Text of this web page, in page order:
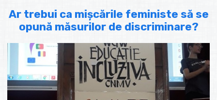
Ar trebui ca mișcările feministe să se
opună măsurilor de discriminare?